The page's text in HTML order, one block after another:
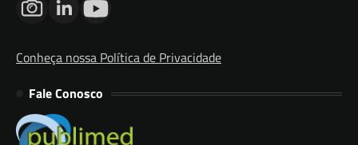
Conheça nossa Política de Privacidade
Fale Conosco